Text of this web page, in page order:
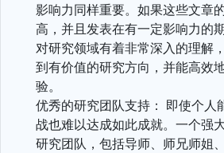
影响力同样重要。如果这些文章
高，并且发表在有一定影响力的
对研究领域有着非常深入的理解
到有价值的研究方向，并能高效
验。
优秀的研究团队支持： 即使个人
战也难以达成如此成就。一个强
研究团队，包括导师、师兄师姐